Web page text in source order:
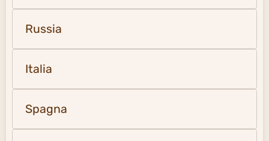
Russia
Italia
Spagna